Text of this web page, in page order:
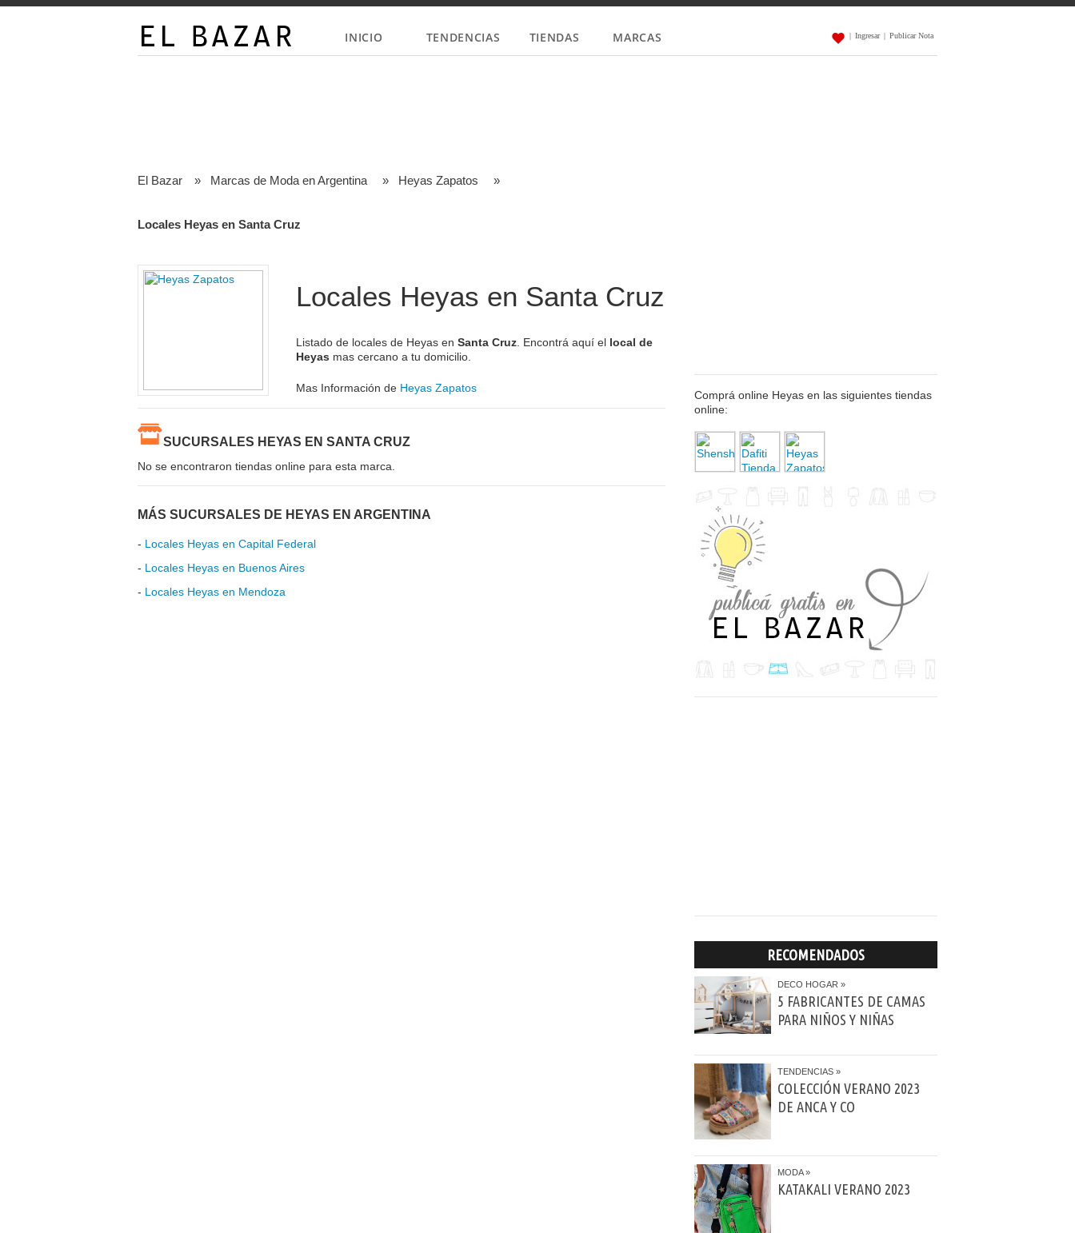
INICIO TENDENCIAS TIENDAS MARCAS | Ingresar | Publicar Nota
El Bazar » Marcas de Moda en Argentina » Heyas Zapatos »
Locales Heyas en Santa Cruz
Locales Heyas en Santa Cruz
Listado de locales de Heyas en Santa Cruz . Encontrá aquí el local de
Heyas mas cercano a tu domicilio.
Mas Información de Heyas Zapatos
SUCURSALES HEYAS EN SANTA CRUZ
No se encontraron tiendas online para esta marca.
MÁS SUCURSALES DE HEYAS EN ARGENTINA
- Locales Heyas en Capital Federal
- Locales Heyas en Buenos Aires
- Locales Heyas en Mendoza
Comprá online Heyas en las siguientes tiendas
online:
RECOMENDADOS
DECO HOGAR
5 FABRICANTES DE CAMAS
PARA NIÑOS Y NIÑAS
TENDENCIAS
COLECCIÓN VERANO 2023
DE ANCA Y CO
MODA
KATAKALI VERANO 2023